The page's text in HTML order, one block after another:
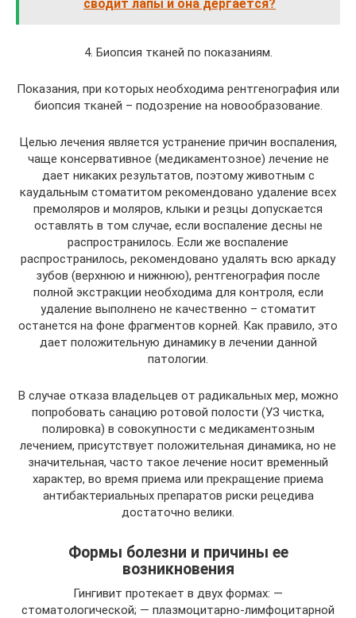
сводит лапы и она дергается?
4. Биопсия тканей по показаниям.
Показания, при которых необходима рентгенография или
биопсия тканей – подозрение на новообразование.
Целью лечения является устранение причин воспаления,
чаще консервативное (медикаментозное) лечение не
дает никаких результатов, поэтому животным с
каудальным стоматитом рекомендовано удаление всех
премоляров и моляров, клыки и резцы допускается
оставлять в том случае, если воспаление десны не
распространилось. Если же воспаление
распространилось, рекомендовано удалять всю аркаду
зубов (верхнюю и нижнюю), рентгенография после
полной экстракции необходима для контроля, если
удаление выполнено не качественно – стоматит
останется на фоне фрагментов корней. Как правило, это
дает положительную динамику в лечении данной
патологии.
В случае отказа владельцев от радикальных мер, можно
попробовать санацию ротовой полости (УЗ чистка,
полировка) в совокупности с медикаментозным
лечением, присутствует положительная динамика, но не
значительная, часто такое лечение носит временный
характер, во время приема или прекращение приема
антибактериальных препаратов риски рецедива
достаточно велики.
Формы болезни и причины ее
возникновения
Гингивит протекает в двух формах: —
стоматологической; — плазмоцитарно-лимфоцитарной